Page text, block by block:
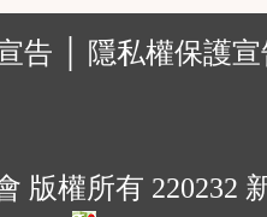
告 │
隱私權保護
版權所有 220232